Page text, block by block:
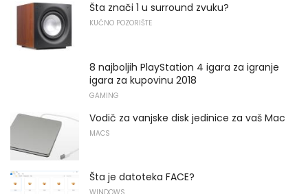
Šta znači 1 u surround zvuku?
KUĆNO POZORIŠTE
8 najboljih PlayStation 4 igara za igranje
igara za kupovinu 2018
GAMING
Vodič za vanjske disk jedinice za vaš Mac
MACS
Šta je datoteka FACE?